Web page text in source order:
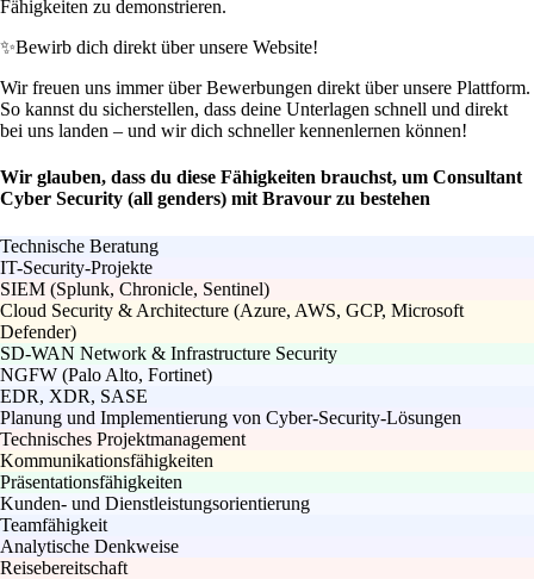
Fähigkeiten zu demonstrieren.
✨Bewirb dich direkt über unsere Website!
Wir freuen uns immer über Bewerbungen direkt über unsere Plattform.
So kannst du sicherstellen, dass deine Unterlagen schnell und direkt
bei uns landen – und wir dich schneller kennenlernen können!
Wir glauben, dass du diese Fähigkeiten brauchst, um Consultant
Cyber Security (all genders) mit Bravour zu bestehen
Technische Beratung
IT-Security-Projekte
SIEM (Splunk, Chronicle, Sentinel)
Cloud Security & Architecture (Azure, AWS, GCP, Microsoft
Defender)
SD-WAN Network & Infrastructure Security
NGFW (Palo Alto, Fortinet)
EDR, XDR, SASE
Planung und Implementierung von Cyber-Security-Lösungen
Technisches Projektmanagement
Kommunikationsfähigkeiten
Präsentationsfähigkeiten
Kunden- und Dienstleistungsorientierung
Teamfähigkeit
Analytische Denkweise
Reisebereitschaft